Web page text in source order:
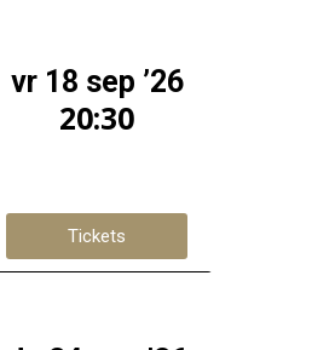
vr 18 sep ’26
20:30
Tickets